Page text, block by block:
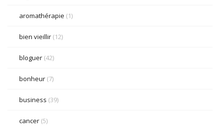
aromathérapie (1)
bien vieillir (12)
bloguer (42)
bonheur (7)
business (39)
cancer (5)